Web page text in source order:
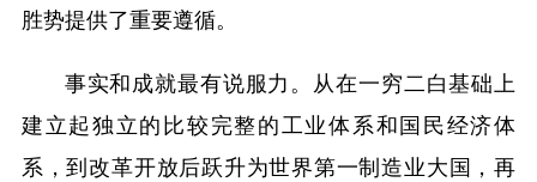
胜势提供了重要遵循。
事实和成就最有说服力。从在一穷二白基础上
建立起独立的比较完整的工业体系和国民经济体
系，到改革开放后跃升为世界第一制造业大国，再